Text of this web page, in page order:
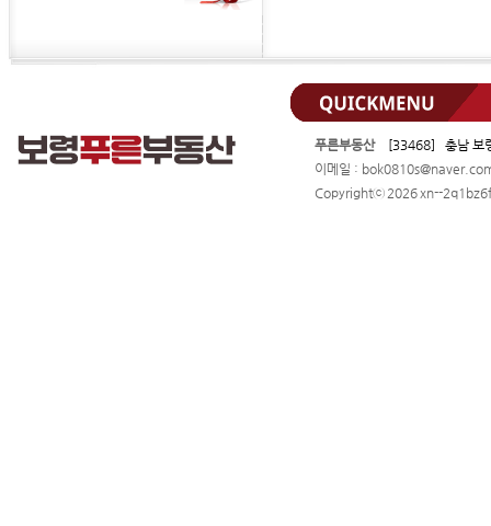
푸른부동산
[33468] 충남 보
이메일 :
Copyrightⓒ 2026 xn--